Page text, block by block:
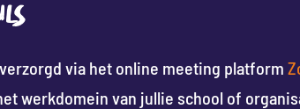
via het online meeting platform
werkdomein van jullie school of